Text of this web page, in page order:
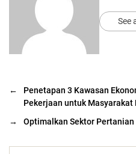
See
←
Penetapan 3 Kawasan
Pekerjaan untuk Masyarakat
→
Optimalkan Sektor